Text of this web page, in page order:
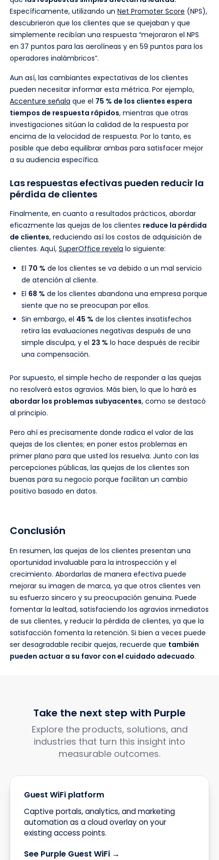
Específicamente, utilizando un Net Promoter Score (NPS),
descubrieron que los clientes que se quejaban y que
simplemente recibían una respuesta “mejoraron el NPS
en 37 puntos para las aerolíneas y en 59 puntos para los
operadores inalámbricos”.
Aun así, las cambiantes expectativas de los clientes
pueden necesitar informar esta métrica. Por ejemplo,
Accenture señala que el 75 % de los clientes espera
tiempos de respuesta rápidos, mientras que otras
investigaciones sitúan la calidad de la respuesta por
encima de la velocidad de respuesta. Por lo tanto, es
posible que deba equilibrar ambas para satisfacer mejor
a su audiencia específica.
Las respuestas efectivas pueden reducir la
pérdida de clientes
Finalmente, en cuanto a resultados prácticos, abordar
eficazmente las quejas de los clientes reduce la pérdida
de clientes, reduciendo así los costos de adquisición de
clientes. Aquí, SuperOffice revela lo siguiente:
El 70 % de los clientes se va debido a un mal servicio
de atención al cliente.
El 68 % de los clientes abandona una empresa porque
siente que no se preocupan por ellos.
Sin embargo, el 45 % de los clientes insatisfechos
retira las evaluaciones negativas después de una
simple disculpa, y el 23 % lo hace después de recibir
una compensación.
Por supuesto, el simple hecho de responder a las quejas
no resolverá estos agravios. Más bien, lo que lo hará es
abordar los problemas subyacentes, como se destacó
al principio.
Pero ahí es precisamente donde radica el valor de las
quejas de los clientes; en poner estos problemas en
primer plano para que usted los resuelva. Junto con las
percepciones públicas, las quejas de los clientes son
buenas para su negocio porque facilitan un cambio
positivo basado en datos.
Conclusión
En resumen, las quejas de los clientes presentan una
oportunidad invaluable para la introspección y el
crecimiento. Abordarlas de manera efectiva puede
mejorar su imagen de marca, ya que otros clientes ven
su esfuerzo sincero y su preocupación genuina. Puede
fomentar la lealtad, satisfaciendo los agravios inmediatos
de sus clientes, y reducir la pérdida de clientes, ya que la
satisfacción fomenta la retención. Si bien a veces puede
ser desagradable recibir quejas, recuerde que también
pueden actuar a su favor con el cuidado adecuado.
Take the next step with Purple
Explore the products, solutions, and
industries that turn this insight into
measurable outcomes.
Guest WiFi platform
Captive portals, analytics, and marketing
automation as a cloud overlay on your
existing access points.
See Purple Guest WiFi →